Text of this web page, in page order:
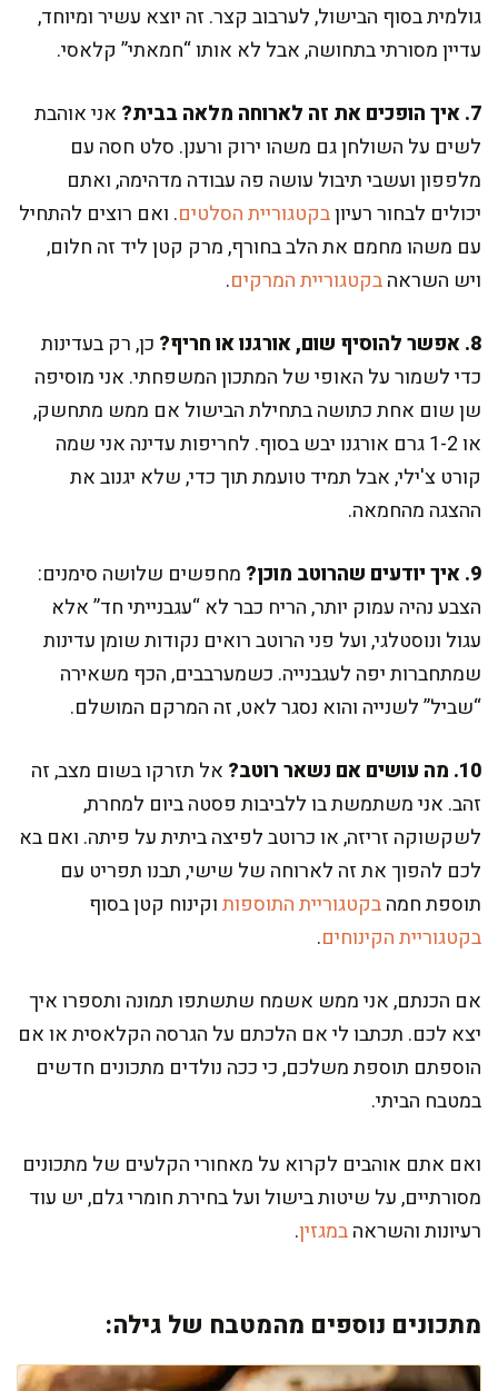
גולמית בסוף הבישול, לערבוב קצר. זה יוצא עשיר ומיוחד,
עדיין מסורתי בתחושה, אבל לא אותו “חמאתי” קלאסי.
7. איך הופכים את זה לארוחה מלאה בבית?
אני אוהבת
לשים על השולחן גם משהו ירוק ורענן. סלט חסה עם
מלפפון ועשבי תיבול עושה פה עבודה מדהימה, ואתם
יכולים לבחור רעיוןבקטגוריית הסלטים. ואם רוצים להתחיל
עם משהו מחמם את הלב בחורף, מרק קטן ליד זה חלום,
ויש השראהבקטגוריית המרקים.
8. אפשר להוסיף שום, אורגנו או חריף?
כן, רק בעדינות
כדי לשמור על האופי של המתכון המשפחתי. אני מוסיפה
שן שום אחת כתושה בתחילת הבישול אם ממש מתחשק,
או 1-2 גרם אורגנו יבש בסוף. לחריפות עדינה אני שמה
קורט צ'ילי, אבל תמיד טועמת תוך כדי, שלא יגנוב את
ההצגה מהחמאה.
9. איך יודעים שהרוטב מוכן?
מחפשים שלושה סימנים:
הצבע נהיה עמוק יותר, הריח כבר לא “עגבנייתי חד” אלא
עגול ונוסטלגי, ועל פני הרוטב רואים נקודות שומן עדינות
שמתחברות יפה לעגבנייה. כשמערבבים, הכף משאירה
“שביל” לשנייה והוא נסגר לאט, זה המרקם המושלם.
10. מה עושים אם נשאר רוטב?
אל תזרקו בשום מצב, זה
זהב. אני משתמשת בו ללביבות פסטה ביום למחרת,
לשקשוקה זריזה, או כרוטב לפיצה ביתית על פיתה. ואם בא
לכם להפוך את זה לארוחה של שישי, תבנו תפריט עם
תוספת חמהבקטגוריית התוספותוקינוח קטן בסוף
בקטגוריית הקינוחים.
אם הכנתם, אני ממש אשמח שתשתפו תמונה ותספרו איך
יצא לכם. תכתבו לי אם הלכתם על הגרסה הקלאסית או אם
הוספתם תוספת משלכם, כי ככה נולדים מתכונים חדשים
במטבח הביתי.
ואם אתם אוהבים לקרוא על מאחורי הקלעים של מתכונים
מסורתיים, על שיטות בישול ועל בחירת חומרי גלם, יש עוד
רעיונות והשראהבמגזין.
מתכונים נוספים מהמטבח של גילה: